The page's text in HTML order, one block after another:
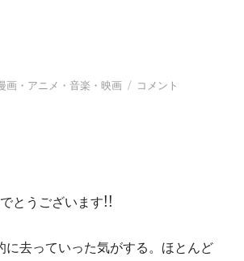
画・アニメ・音楽・映画
tn-
コメント
とうございます!!
去っていった気がする。ほとんど